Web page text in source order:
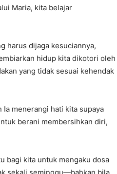
Maria, kita belajar
harus dijaga kesuciannya,
hidup kita dikotori oleh
yang tidak sesuai kehendak
Ia menerangi hati kita supaya
berani membersihkan diri,
bagi kita untuk mengaku dosa